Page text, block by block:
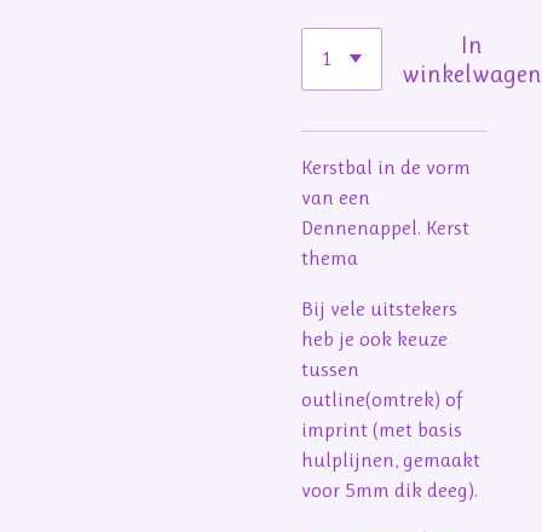
In
winkelwagen
Kerstbal in de vorm
van een
Dennenappel. Kerst
thema
Bij vele uitstekers
heb je ook keuze
tussen
outline(omtrek) of
imprint (met basis
hulplijnen, gemaakt
voor 5mm dik deeg).